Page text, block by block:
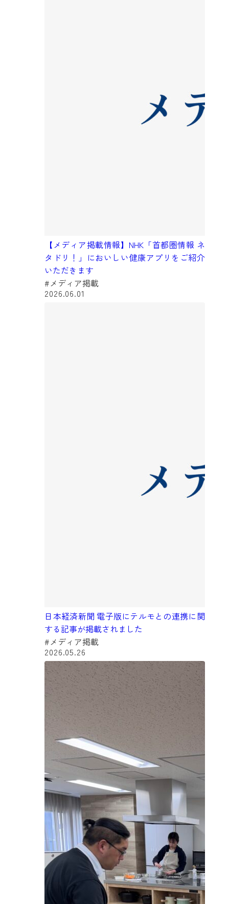
【メディア掲載情報】NHK「首都圏情報 ネ
タドリ！」においしい健康アプリをご紹介
いただきます
#メディア掲載
2026.06.01
日本経済新聞 電子版にテルモとの連携に関
する記事が掲載されました
#メディア掲載
2026.05.26